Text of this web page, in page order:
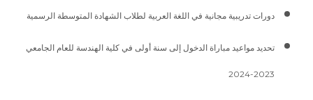
دورات تدريبية مجانية في اللغة العربية لطلاب الشهادة المتوسطة الرسمية
تحديد مواعيد مباراة الدخول إلى سنة أولى في كلية الهندسة للعام الجامعي
2023-2024